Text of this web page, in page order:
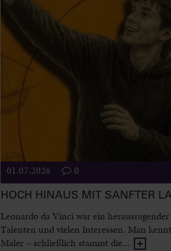
01.07.2026 0
HOCH HINAUS MIT SANFTER
Leonardo da Vinci war ein
Talenten und vielen Interessen. Man
Maler – schließlich stammt die...